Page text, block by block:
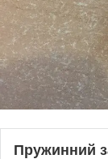
Пружинний